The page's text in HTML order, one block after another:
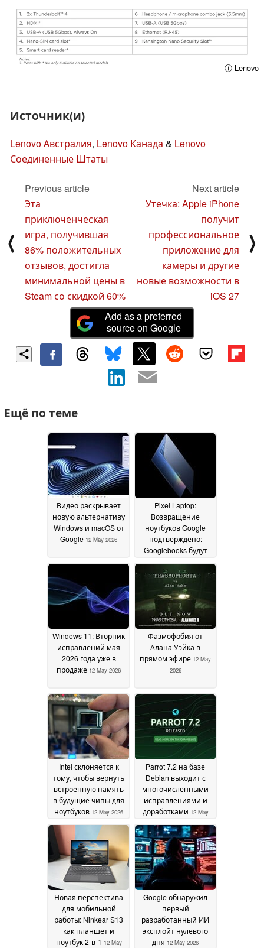
ⓘ Lenovo
Источник(и)
Lenovo Австралия, Lenovo Канада & Lenovo
Соединенные Штаты
⟨
Previous article
Эта
приключенческая
игра, получившая
86% положительных
отзывов, достигла
минимальной цены в
Steam со скидкой 60%
Next article
Утечка: Apple iPhone
получит
профессиональное
приложение для
камеры и другие
новые возможности в
iOS 27
⟩
Add as a preferred
source on Google
Ещё по теме
Видео раскрывает
новую альтернативу
Windows и macOS от
Google 12 May 2026
Pixel Laptop:
Возвращение
ноутбуков Google
подтверждено:
Googlebooks будут
осенью12 May 2026
Windows 11: Вторник
исправлений мая
2026 года уже в
продаже 12 May 2026
Фазмофобия от
Алана Уэйка в
прямом эфире 12 May
2026
Intel склоняется к
тому, чтобы вернуть
встроенную память
в будущие чипы для
ноутбуков 12 May 2026
Parrot 7.2 на базе
Debian выходит с
многочисленными
исправлениями и
доработками 12 May
2026
Новая перспектива
для мобильной
работы: Ninkear S13
как планшет и
ноутбук 2-в-1 12 May
Google обнаружил
первый
разработанный ИИ
эксплойт нулевого
дня 12 May 2026